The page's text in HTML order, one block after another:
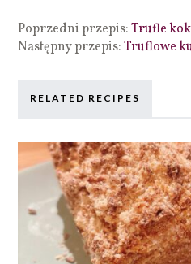
Poprzedni przepis:Trufle
Następny przepis:Truflowe
RELATED RECIPES